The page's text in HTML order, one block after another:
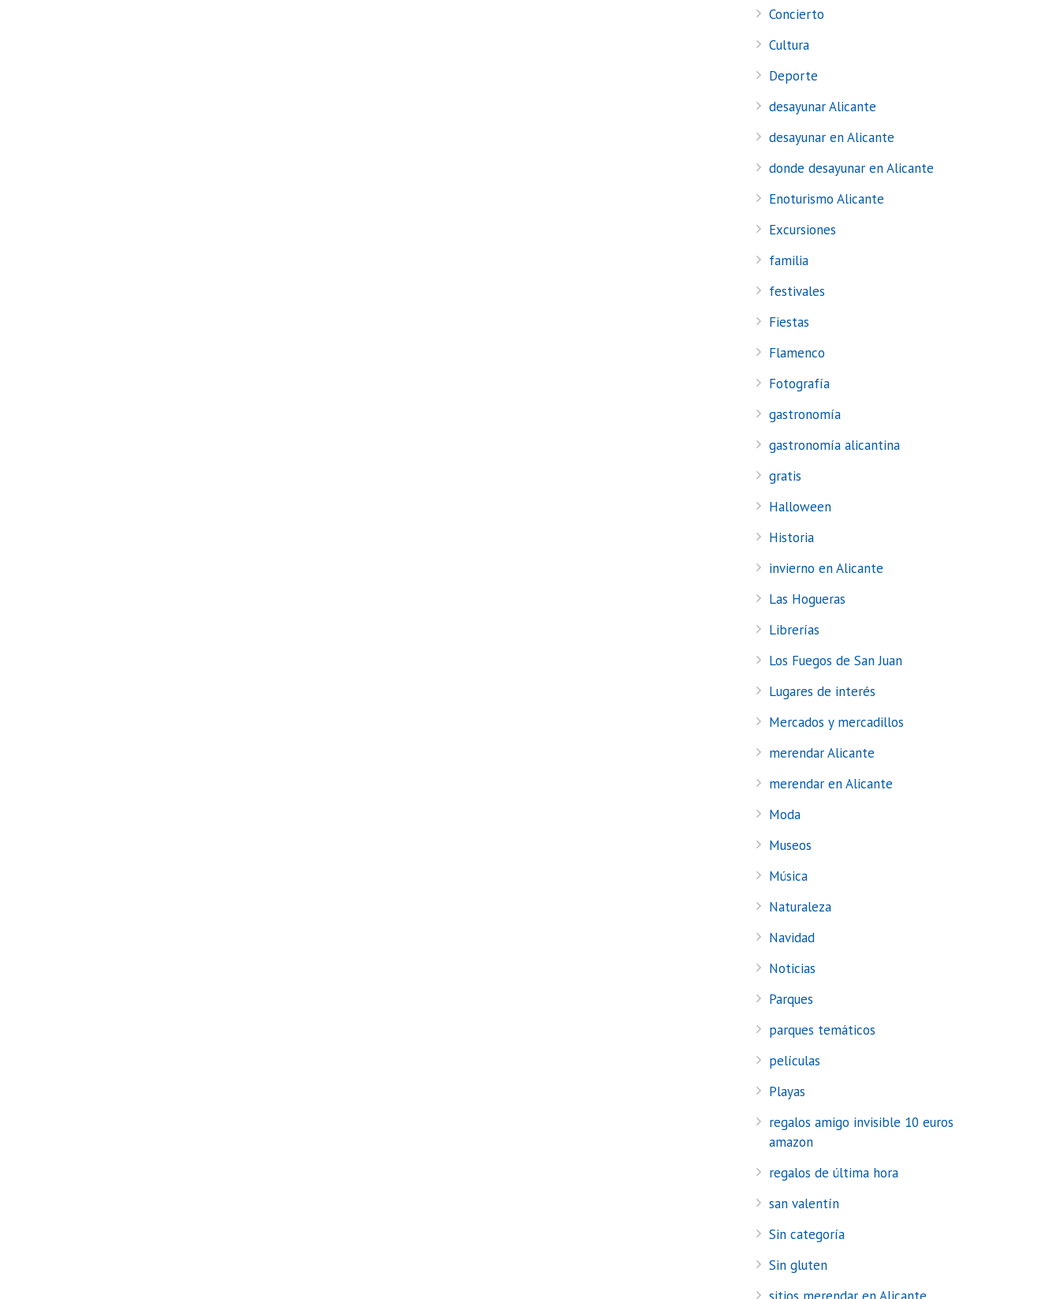
Concierto
Cultura
Deporte
desayunar Alicante
desayunar en Alicante
donde desayunar en Alicante
Enoturismo Alicante
Excursiones
familia
festivales
Fiestas
Flamenco
Fotografía
gastronomía
gastronomía alicantina
gratis
Halloween
Historia
invierno en Alicante
Las Hogueras
Librerías
Los Fuegos de San Juan
Lugares de interés
Mercados y mercadillos
merendar Alicante
merendar en Alicante
Moda
Museos
Música
Naturaleza
Navidad
Noticias
Parques
parques temáticos
películas
Playas
regalos amigo invisible 10 euros
amazon
regalos de última hora
san valentín
Sin categoría
Sin gluten